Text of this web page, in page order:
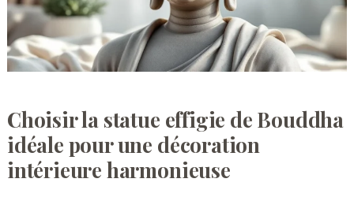
Choisir la statue effigie de Bouddha
idéale pour une décoration
intérieure harmonieuse